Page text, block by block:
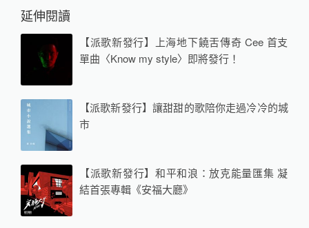
延伸閱讀
【派歌新發行】上海地下饒舌傳奇 Cee 首支
單曲〈Know my style〉即將發行！
【派歌新發行】讓甜甜的歌陪你走過冷冷的城
市
【派歌新發行】和平和浪：放克能量匯集 凝
結首張專輯《安福大廳》